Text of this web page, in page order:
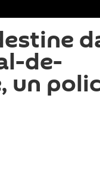
de-
un